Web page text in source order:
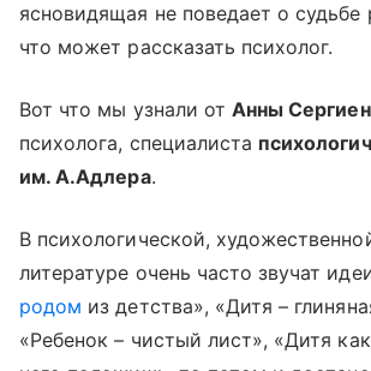
ясновидящая не поведает о судьбе
что может рассказать психолог.
Вот что мы узнали отАнны
психолога, специалиста
им. А.Адлера.
В психологической,
литературе очень часто звучат
родом из детства», «Дитя –
«Ребенок – чистый лист», «Дитя